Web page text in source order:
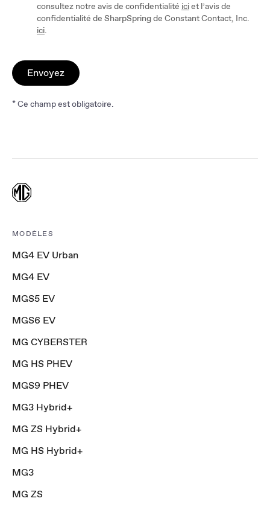
consultez notre avis de confidentialité iciet l’avis de
confidentialité de SharpSpring de Constant Contact, Inc.
ici.
Envoyez
* Ce champ est obligatoire.
MODÈLES
MG4 EV Urban
MG4 EV
MGS5 EV
MGS6 EV
MG CYBERSTER
MG HS PHEV
MGS9 PHEV
MG3 Hybrid+
MG ZS Hybrid+
MG HS Hybrid+
MG3
MG ZS